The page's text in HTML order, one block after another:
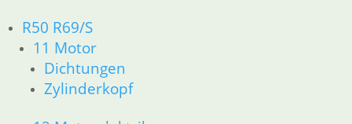
R50 R69/S
11 Motor
Dichtungen
Zylinderkopf
Kabel der Warnblinkanlage
54,50€
Artikelnummer: 1244412
inkl. MwSt.
zzgl. Versandkosten